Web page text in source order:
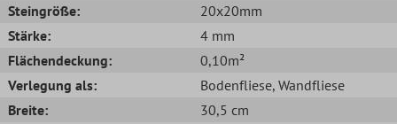
Steingröße:
20x20mm
Stärke:
4 mm
Flächendeckung:
0,10m²
Verlegung als:
Bodenfliese, Wandfliese
Breite:
30,5 cm